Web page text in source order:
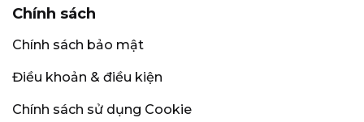
Chính sách
Chính sách bảo mật
Điều khoản & điều kiện
Chính sách sử dụng Cookie